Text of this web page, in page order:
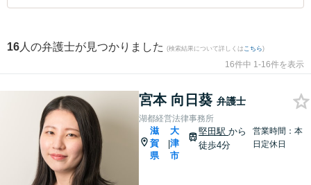
16 人の弁護士が見つかりました (検索結果について詳しくは こちら)
16件中 1-16件を表示
宮本 向日葵 弁護士
湖都経営法律事務所
滋
賀
県
|
大
津
市
堅田駅から
徒歩4分
営業時間：本
日定休日